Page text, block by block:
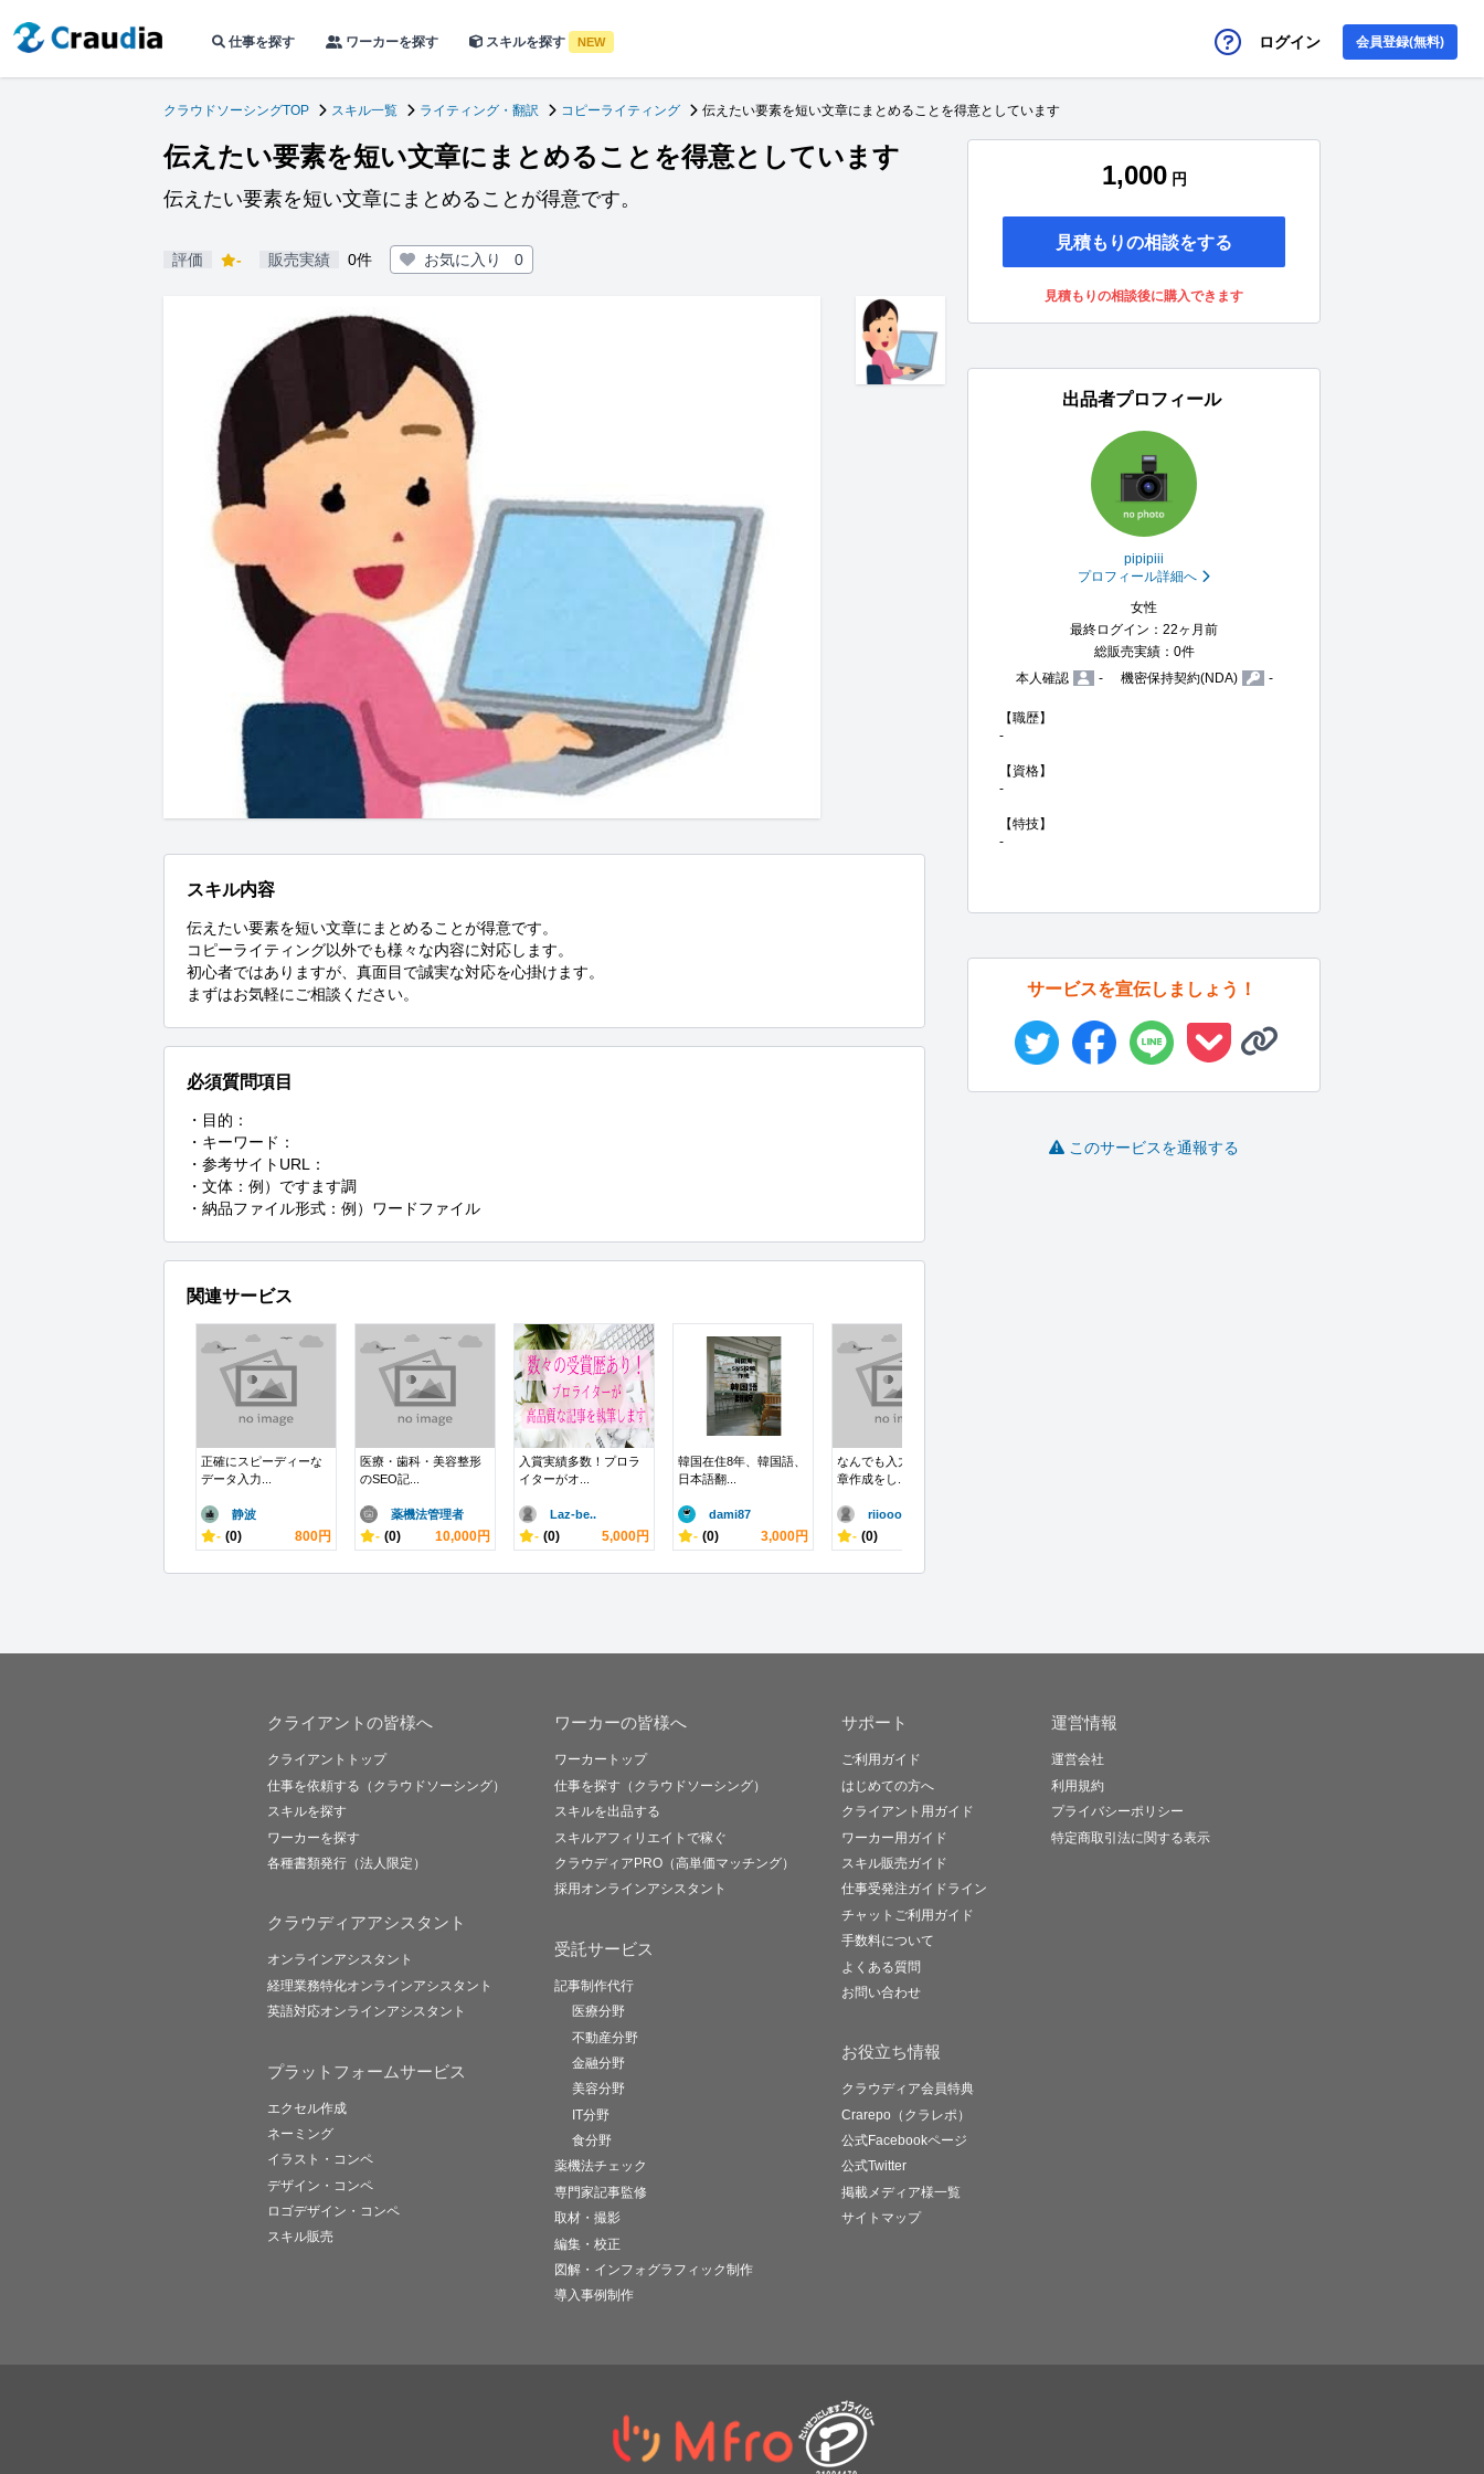
仕事を探す ワーカーを探す スキルを探す NEW ログイン 会員登録(無料)
クラウドソーシングTOP スキル一覧 ライティング・翻訳 コピーライティング 伝えたい要素を短い文章にまとめることを得意としています
伝えたい要素を短い文章にまとめることを得意としています
伝えたい要素を短い文章にまとめることが得意です。
評価 - 販売実績 0件 お気に入り 0
スキル内容
伝えたい要素を短い文章にまとめることが得意です。
コピーライティング以外でも様々な内容に対応します。
初心者ではありますが、真面目で誠実な対応を心掛けます。
まずはお気軽にご相談ください。
必須質問項目
・目的：
・キーワード：
・参考サイトURL：
・文体：例）ですます調
・納品ファイル形式：例）ワードファイル
関連サービス
正確にスピーディーな
データ入力...
静波
- (0) 800円
医療・歯科・美容整形
のSEO記...
薬機法管理者
- (0) 10,000円
入賞実績多数！プロラ
イターがオ...
Laz-be..
- (0) 5,000円
韓国在住8年、韓国語、
日本語翻...
dami87
- (0) 3,000円
なんでも入力作業や文
章作成をし...
riiooo
- (0)
1,000 円
見積もりの相談をする
見積もりの相談後に購入できます
出品者プロフィール
pipipiii
プロフィール詳細へ
女性
最終ログイン：22ヶ月前
総販売実績：0件
本人確認
- 機密保持契約(NDA) -
【職歴】
-
【資格】
-
【特技】
-
サービスを宣伝しましょう！
このサービスを通報する
クライアントの皆様へ
クライアントトップ
仕事を依頼する（クラウドソーシング）
スキルを探す
ワーカーを探す
各種書類発行（法人限定）
クラウディアアシスタント
オンラインアシスタント
経理業務特化オンラインアシスタント
英語対応オンラインアシスタント
プラットフォームサービス
エクセル作成
ネーミング
イラスト・コンペ
デザイン・コンペ
ロゴデザイン・コンペ
スキル販売
ワーカーの皆様へ
ワーカートップ
仕事を探す（クラウドソーシング）
スキルを出品する
スキルアフィリエイトで稼ぐ
クラウディアPRO（高単価マッチング）
採用オンラインアシスタント
受託サービス
記事制作代行
医療分野
不動産分野
金融分野
美容分野
IT分野
食分野
薬機法チェック
専門家記事監修
取材・撮影
編集・校正
図解・インフォグラフィック制作
導入事例制作
サポート
ご利用ガイド
はじめての方へ
クライアント用ガイド
ワーカー用ガイド
スキル販売ガイド
仕事受発注ガイドライン
チャットご利用ガイド
手数料について
よくある質問
お問い合わせ
お役立ち情報
クラウディア会員特典
Crarepo（クラレポ）
公式Facebookページ
公式Twitter
掲載メディア様一覧
サイトマップ
運営情報
運営会社
利用規約
プライバシーポリシー
特定商取引法に関する表示